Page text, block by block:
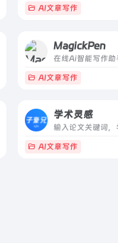
AI文章写作
MagickPen
AI文章写作
手 # 多模态 # 大模型
学术灵感
AI文章写作